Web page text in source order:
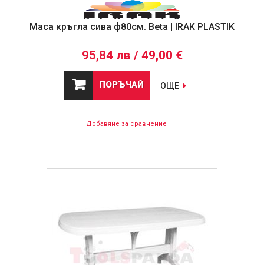
Маса кръгла сива ф80см. Beta | IRAK PLASTIK
95,84 лв / 49,00 €
ПОРЪЧАЙ ОЩЕ
Добавяне за сравнение